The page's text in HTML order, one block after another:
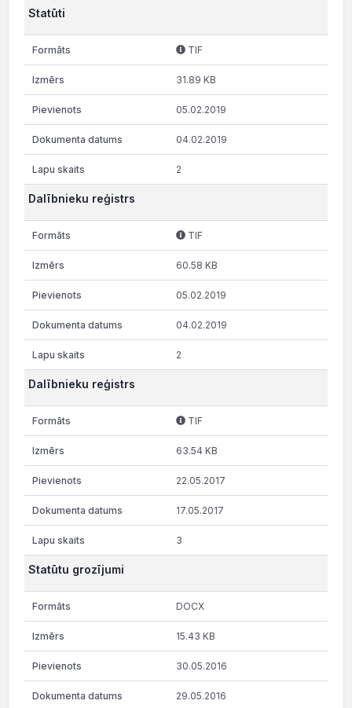
Statūti
TIF
31.89 KB
05.02.2019
04.02.2019
2
Dalībnieku reģistrs
TIF
60.58 KB
05.02.2019
04.02.2019
2
Dalībnieku reģistrs
TIF
63.54 KB
22.05.2017
17.05.2017
3
Statūtu grozījumi
DOCX
15.43 KB
30.05.2016
29.05.2016